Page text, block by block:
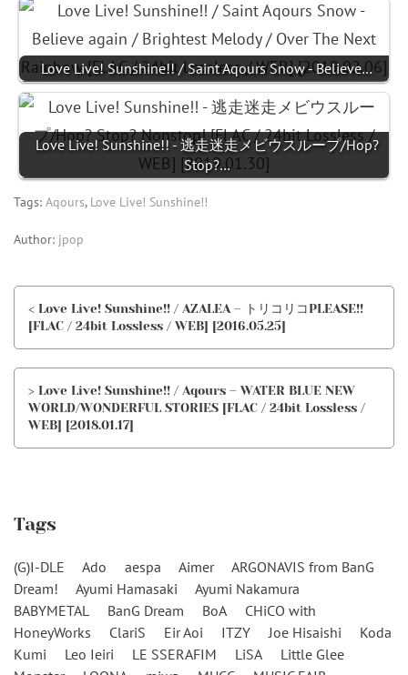
Love Live! Sunshine!! / Saint Aqours Snow - Believe…
Love Live! Sunshine!! - 逃走迷走メビウスループ/Hop?
Stop?…
Tags: Aqours, Love Live! Sunshine!!
Author: jpop
< Love Live! Sunshine!! / AZALEA – トリコリコPLEASE!!
[FLAC / 24bit Lossless / WEB] [2016.05.25]
> Love Live! Sunshine!! / Aqours – WATER BLUE NEW
WORLD/WONDERFUL STORIES [FLAC / 24bit Lossless /
WEB] [2018.01.17]
Tags
(G)I-DLE Ado aespa Aimer
ARGONAVIS from BanG
Dream!
Ayumi Hamasaki
Ayumi Nakamura
BABYMETAL
BanG Dream BoA
CHiCO with
HoneyWorks
ClariS Eir Aoi ITZY Joe Hisaishi
Koda
Kumi
Leo Ieiri LE SSERAFIM LiSA
Little Glee